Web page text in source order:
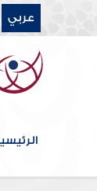
عربي